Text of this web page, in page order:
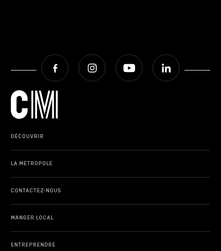
Facebook Instagram Youtube
DÉCOUVRIR
LA MÉTROPOLE
CONTACTEZ-NOUS
MANGER LOCAL
ENTREPRENDRE